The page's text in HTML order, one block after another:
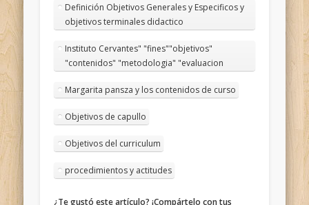
Definición Objetivos Generales y Especificos y
objetivos terminales didactico
Instituto Cervantes" "fines""objetivos"
"contenidos" "metodologia" "evaluacion
Margarita pansza y los contenidos de curso
Objetivos de capullo
Objetivos del curriculum
procedimientos y actitudes
¿Te gustó este artículo? ¡Compártelo con tus